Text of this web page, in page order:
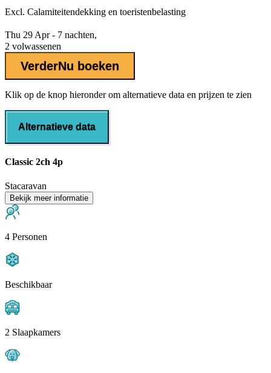
Excl. Calamiteitendekking en toeristenbelasting
Thu 29 Apr - 7 nachten,
2 volwassenen
VerderNu boeken
Klik op de knop hieronder om alternatieve data en prijzen te zien
Alternatieve data
Classic 2ch 4p
Stacaravan
Bekijk meer informatie
4 Personen
Beschikbaar
2 Slaapkamers